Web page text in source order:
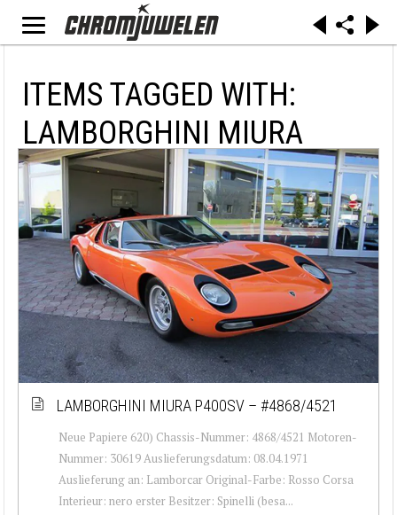
ITEMS TAGGED WITH:
LAMBORGHINI MIURA
LAMBORGHINI MIURA P400SV – #4868/4521
Neue Papiere 620) Chassis-Nummer: 4868/4521 Motoren-
Nummer: 30619 Auslieferungsdatum: 08.04.1971
Auslieferung an: Lamborcar Original-Farbe: Rosso Corsa
Interieur: nero erster Besitzer: Spinelli (besa...